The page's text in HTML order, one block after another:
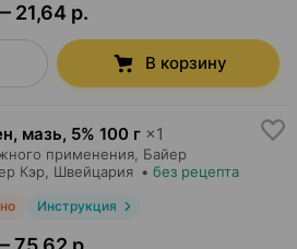
21,64 р.
В корзину
мазь, 5% 100 г ×1
применения, Байер
Кэр , Швейцария • без рецепта
Инструкция